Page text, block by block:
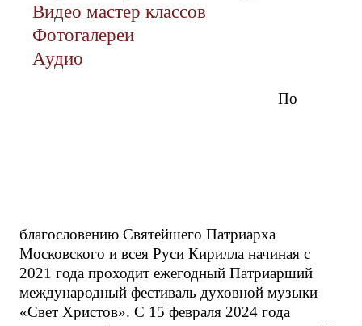
Видео мастер классов
Фотогалереи
Аудио
По
благословению Святейшего Патриарха
Московского и всея Руси Кирилла начиная с
2021 года проходит ежегодный Патриарший
международный фестиваль духовной музыки
«Свет Христов». С 15 февраля 2024 года